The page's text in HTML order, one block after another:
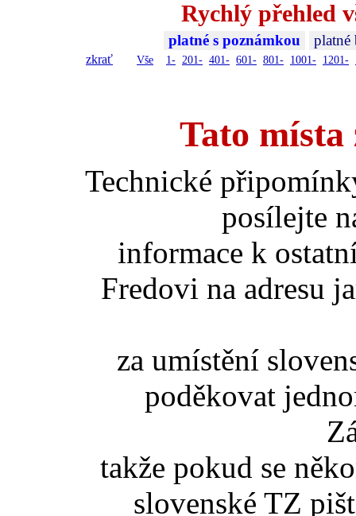
zkrať
Rychlý přehled
platné s poznámkou platné
Vše 1- 201- 401- 601- 801- 1001- 1201-
Tato
Technické
posílejte
informace k
Fredovi na adresu
za umístění
poděkovat
takže pokud se
slovenské TZ